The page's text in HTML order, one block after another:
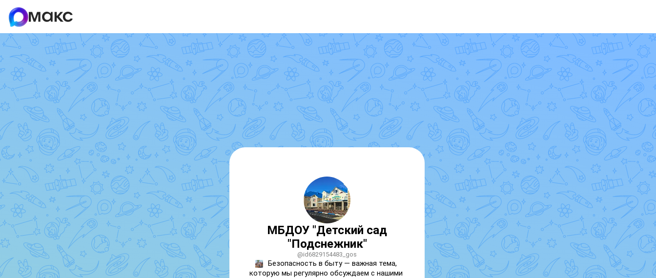
МБДОУ "Детский сад
"Подснежник"
@id6829154483_gos
Безопасность в быту — важная тема,
которую мы регулярно обсуждаем с нашими